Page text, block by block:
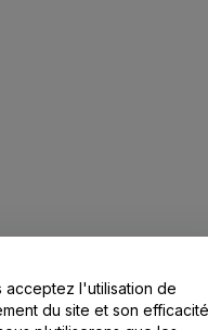
contacter
acceptez l'utilisation de
du site et son efficacité